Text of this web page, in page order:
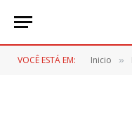
VOCÊ ESTÁ EM: Inicio »